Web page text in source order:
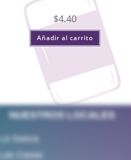
$4.40
Añadir al carrito
NUESTROS LOCALES
La Gasca
Las Casas